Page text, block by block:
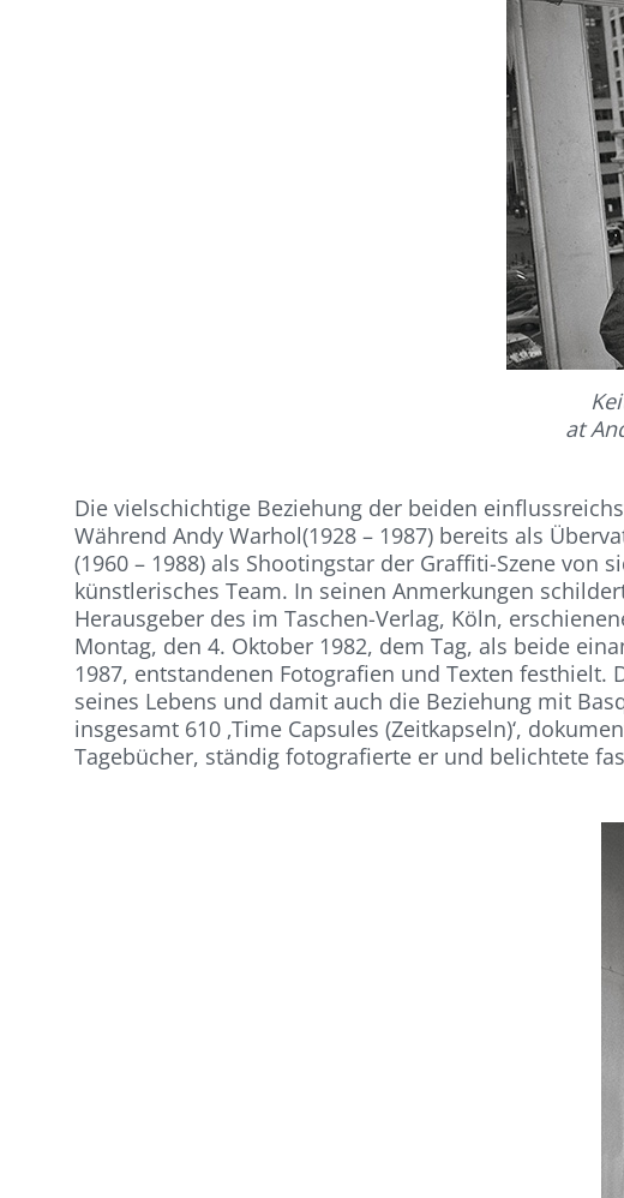
at
Die vielschichtige Beziehung der beiden
Während Andy Warhol(1928 – 1987) bereits als
(1960 – 1988) als Shootingstar der Graffiti-Szene
künstlerisches Team. In seinen Anmerkungen
Herausgeber des im Taschen-Verlag, Köln,
Montag, den 4. Oktober 1982, dem Tag, als beide
1987, entstandenen Fotografien und Texten
seines Lebens und damit auch die Beziehung mit
insgesamt 610 ‚Time Capsules (Zeitkapseln)‘,
Tagebücher, ständig fotografierte er und belichtete